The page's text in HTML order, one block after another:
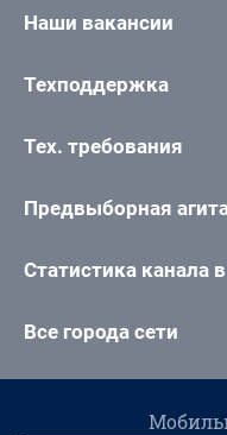
Наши вакансии
Техподдержка
Тех. требования
Предвыборная
Статистика канала
Все города сети